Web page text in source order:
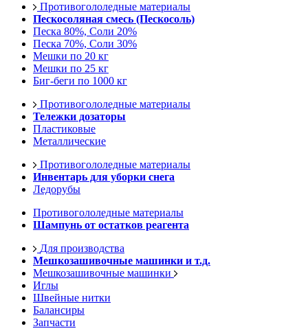
Противогололедные материалы
Пескосоляная смесь (Пескосоль)
Песка 80%, Соли 20%
Песка 70%, Соли 30%
Мешки по 20 кг
Мешки по 25 кг
Биг-беги по 1000 кг
Противогололедные материалы
Тележки дозаторы
Пластиковые
Металлические
Противогололедные материалы
Инвентарь для уборки снега
Ледорубы
Противогололедные материалы
Шампунь от остатков реагента
Для производства
Мешкозашивочные машинки и т.д.
Мешкозашивочные машинки
Иглы
Швейные нитки
Балансиры
Запчасти